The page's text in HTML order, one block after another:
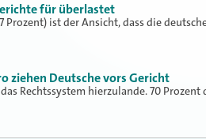
für überlastet
ist der Ansicht, dass die
ziehen Deutsche vors Gericht
Rechtssystem hierzulande. 70 Prozent